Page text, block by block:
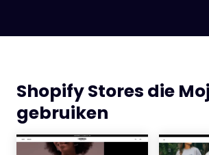
Shopify Stores die
gebruiken